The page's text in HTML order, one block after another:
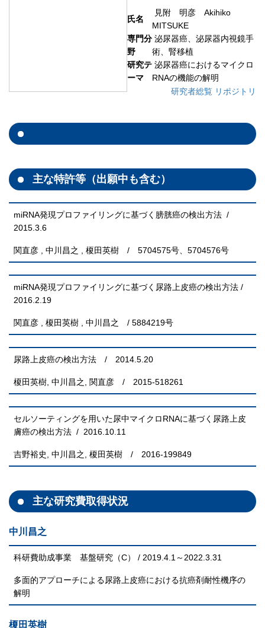
氏名
見附 明彦 Akihiko
MITSUKE
専門分
野
泌尿器癌、泌尿器内視鏡手
術、腎移植
研究テ
ーマ
泌尿器癌におけるマイクロ
RNAの機能の解明
研究者総覧 リポジトリ
主な特許等（出願中も含む）
miRNA発現プロファイリングに基づく膀胱癌の検出方法 /
2015.3.6
関直彦 , 中川昌之 , 榎田英樹 / 5704575号、5704576号
miRNA発現プロファイリングに基づく尿路上皮癌の検出方法 /
2016.2.19
関直彦 , 榎田英樹 , 中川昌之 / 5884219号
尿路上皮癌の検出方法 / 2014.5.20
榎田英樹, 中川昌之, 関直彦 / 2015-518261
セルソーティングを用いた尿中マイクロRNAに基づく尿路上皮
膚癌の検出方法 / 2016.10.11
吉野裕史, 中川昌之, 榎田英樹 / 2016-199849
主な研究費取得状況
中川昌之
科研費助成事業 基盤研究（C） / 2019.4.1～2022.3.31
多面的アプローチによる尿路上皮癌における抗癌剤耐性機序の
解明
榎田英樹